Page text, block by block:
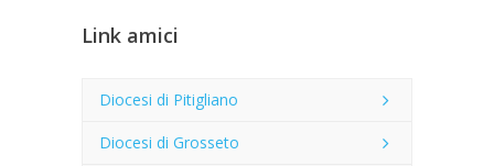
Link amici
Diocesi di Pitigliano
Diocesi di Grosseto